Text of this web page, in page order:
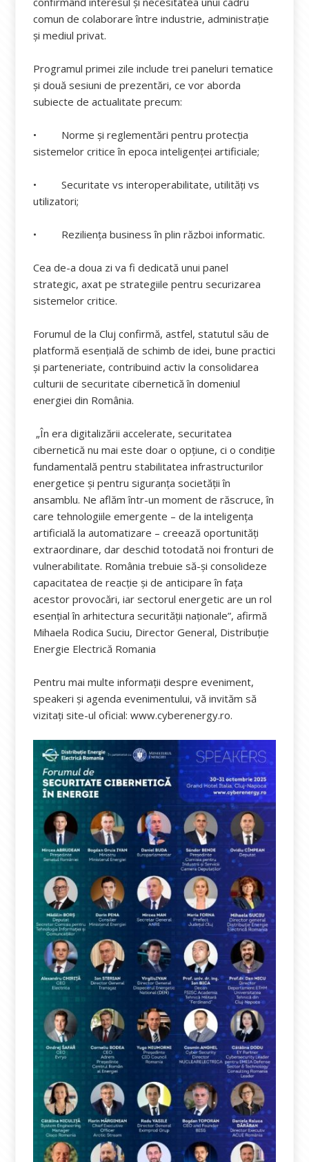
comun de colaborare între industrie, administrație
și mediul privat.
Programul primei zile include trei paneluri tematice
și două sesiuni de prezentări, ce vor aborda
subiecte de actualitate precum:
• Norme și reglementări pentru protecția
sistemelor critice în epoca inteligenței artificiale;
• Securitate vs interoperabilitate, utilități vs
utilizatori;
• Reziliența business în plin război informatic.
Cea de-a doua zi va fi dedicată unui panel
strategic, axat pe strategiile pentru securizarea
sistemelor critice.
Forumul de la Cluj confirmă, astfel, statutul său de
platformă esențială de schimb de idei, bune practici
și parteneriate, contribuind activ la consolidarea
culturii de securitate cibernetică în domeniul
energiei din România.
„În era digitalizării accelerate, securitatea
cibernetică nu mai este doar o opțiune, ci o condiție
fundamentală pentru stabilitatea infrastructurilor
energetice și pentru siguranța societății în
ansamblu. Ne aflăm într-un moment de răscruce, în
care tehnologiile emergente – de la inteligența
artificială la automatizare – creează oportunități
extraordinare, dar deschid totodată noi fronturi de
vulnerabilitate. România trebuie să-și consolideze
capacitatea de reacție și de anticipare în fața
acestor provocări, iar sectorul energetic are un rol
esențial în arhitectura securității naționale”, afirmă
Mihaela Rodica Suciu, Director General, Distribuție
Energie Electrică Romania
Pentru mai multe informații despre eveniment,
speakeri și agenda evenimentului, vă invităm să
vizitați site-ul oficial: www.cyberenergy.ro.